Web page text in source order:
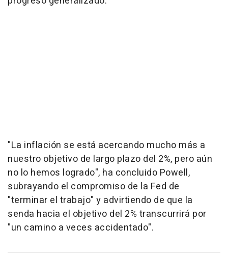
"La inflación se está acercando mucho más a
nuestro objetivo de largo plazo del 2%, pero aún
no lo hemos logrado", ha concluido Powell,
subrayando el compromiso de la Fed de
"terminar el trabajo" y advirtiendo de que la
senda hacia el objetivo del 2% transcurrirá por
"un camino a veces accidentado".